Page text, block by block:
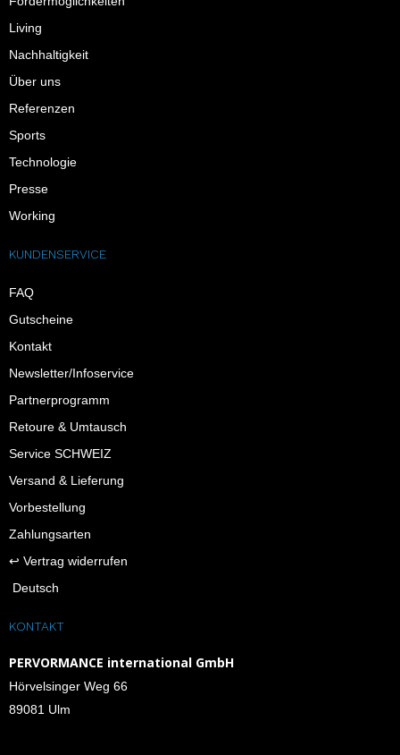
Living
Nachhaltigkeit
Über uns
Referenzen
Sports
Technologie
Presse
Working
KUNDENSERVICE
FAQ
Gutscheine
Kontakt
Newsletter/Infoservice
Partnerprogramm
Retoure & Umtausch
Service SCHWEIZ
Versand & Lieferung
Vorbestellung
Zahlungsarten
↩︎ Vertrag widerrufen
Deutsch
KONTAKT
PERVORMANCE international GmbH
Hörvelsinger Weg 66
89081 Ulm